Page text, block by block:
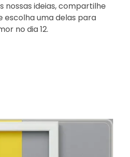
nossas ideias, compartilhe
escolha uma delas para
no dia 12.